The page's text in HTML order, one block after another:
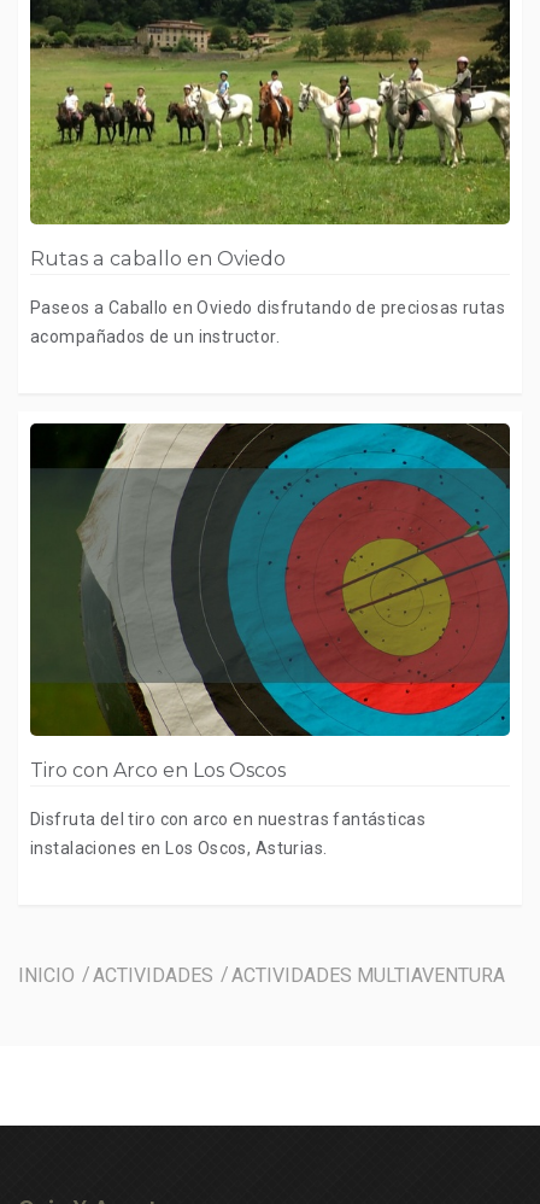
Rutas a caballo en Oviedo
Paseos a Caballo en Oviedo disfrutando de preciosas rutas
acompañados de un instructor.
Tiro con Arco en Los Oscos
Disfruta del tiro con arco en nuestras fantásticas
instalaciones en Los Oscos, Asturias.
INICIO ACTIVIDADES ACTIVIDADES MULTIAVENTURA